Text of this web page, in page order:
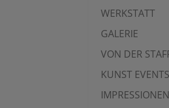
WERKSTATT
GALERIE
VON DER
KUNST EVENTS
IMPRESSIONEN